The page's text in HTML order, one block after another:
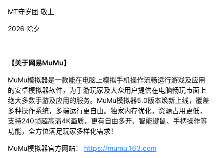
MT守岁团 敬上
2026·除夕
【关于网易MuMu】
MuMu模拟器是一款能在电脑上模拟手机操作流畅运行游戏及应用
的安卓模拟器软件，为手游玩家及大众用户提供在电脑畅玩市面上
绝大多数手游及应用的服务。MuMu模拟器5.0版本焕新上线，覆盖
多种操作系统，多端运行更自由。独家内存优化，资源占用更低，
支持240帧超高清4K画质，更有自由多开、智能键鼠、手柄操作等
功能，全方位满足玩家多样化需求！
MuMu模拟器官方网站： https://mumu.163.com